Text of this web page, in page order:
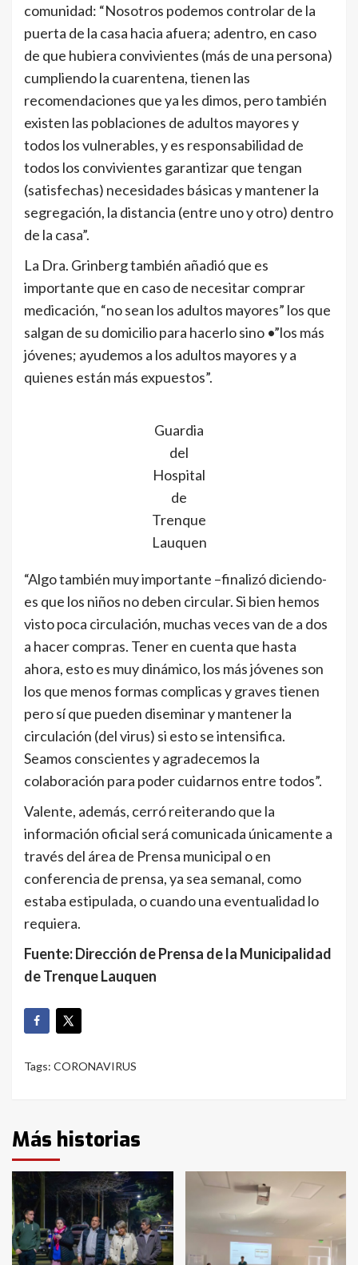
comunidad: “Nosotros podemos controlar de la
puerta de la casa hacia afuera; adentro, en caso
de que hubiera convivientes (más de una persona)
cumpliendo la cuarentena, tienen las
recomendaciones que ya les dimos, pero también
existen las poblaciones de adultos mayores y
todos los vulnerables, y es responsabilidad de
todos los convivientes garantizar que tengan
(satisfechas) necesidades básicas y mantener la
segregación, la distancia (entre uno y otro) dentro
de la casa”.
La Dra. Grinberg también añadió que es
importante que en caso de necesitar comprar
medicación, “no sean los adultos mayores” los que
salgan de su domicilio para hacerlo sino •”los más
jóvenes; ayudemos a los adultos mayores y a
quienes están más expuestos”.
Guardia
del
Hospital
de
Trenque
Lauquen
“Algo también muy importante –finalizó diciendo-
es que los niños no deben circular. Si bien hemos
visto poca circulación, muchas veces van de a dos
a hacer compras. Tener en cuenta que hasta
ahora, esto es muy dinámico, los más jóvenes son
los que menos formas complicas y graves tienen
pero sí que pueden diseminar y mantener la
circulación (del virus) si esto se intensifica.
Seamos conscientes y agradecemos la
colaboración para poder cuidarnos entre todos”.
Valente, además, cerró reiterando que la
información oficial será comunicada únicamente a
través del área de Prensa municipal o en
conferencia de prensa, ya sea semanal, como
estaba estipulada, o cuando una eventualidad lo
requiera.
Fuente: Dirección de Prensa de la Municipalidad
de Trenque Lauquen
Tags: CORONAVIRUS
Más historias